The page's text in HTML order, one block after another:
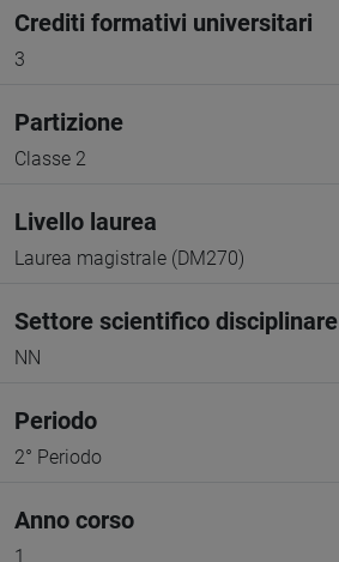
Crediti formativi universitari
3
Partizione
Classe 2
Livello laurea
Laurea magistrale (DM270)
Settore scientifico disciplinare
NN
Periodo
2° Periodo
Anno corso
1